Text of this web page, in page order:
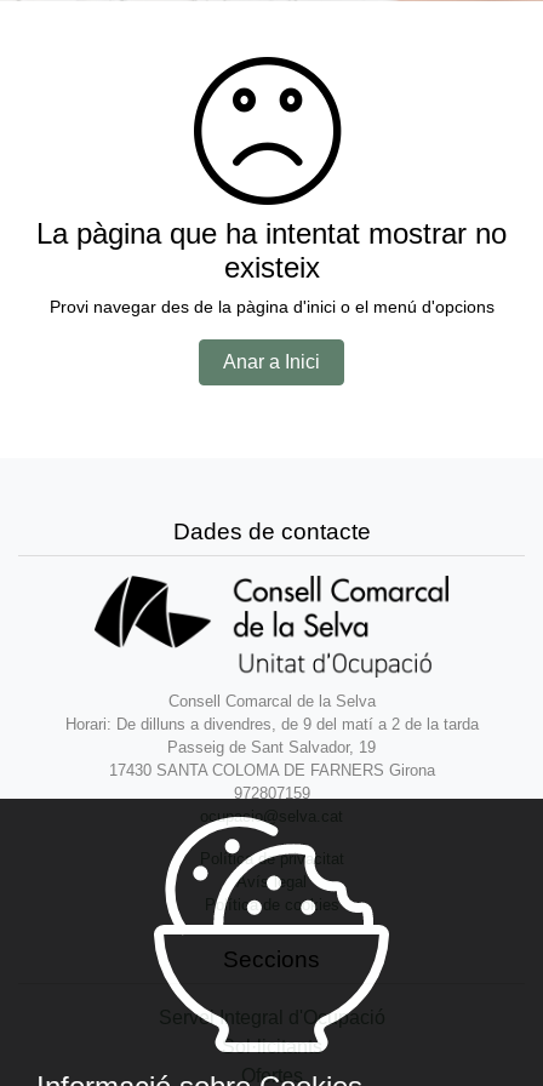
La pàgina que ha intentat mostrar no
existeix
Provi navegar des de la pàgina d'inici o el menú d'opcions
Anar a Inici
Dades de contacte
Consell Comarcal de la Selva
Horari: De dilluns a divendres, de 9 del matí a 2 de la tarda
Passeig de Sant Salvador, 19
17430 SANTA COLOMA DE FARNERS Girona
972807159
ocupacio@selva.cat
Política de privacitat
Avís legal
Política de cookies
Seccions
Servei Integral d'Ocupació
Sol·licitants
Ofertes